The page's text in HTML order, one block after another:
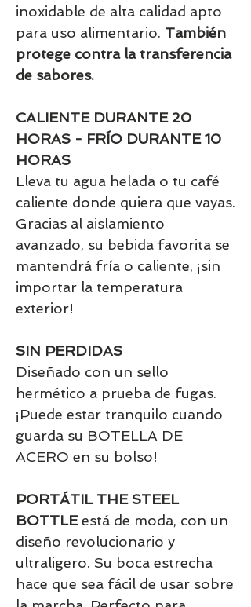
inoxidable de alta calidad apto
para uso alimentario. También
protege contra la transferencia
de sabores.
CALIENTE DURANTE 20
HORAS - FRÍO DURANTE 10
HORAS
Lleva tu agua helada o tu café
caliente donde quiera que vayas.
Gracias al aislamiento
avanzado, su bebida favorita se
mantendrá fría o caliente, ¡sin
importar la temperatura
exterior!
SIN PERDIDAS
Diseñado con un sello
hermético a prueba de fugas.
¡Puede estar tranquilo cuando
guarda su BOTELLA DE
ACERO en su bolso!
PORTÁTIL THE STEEL
BOTTLEestá de moda, con un
diseño revolucionario y
ultraligero. Su boca estrecha
hace que sea fácil de usar sobre